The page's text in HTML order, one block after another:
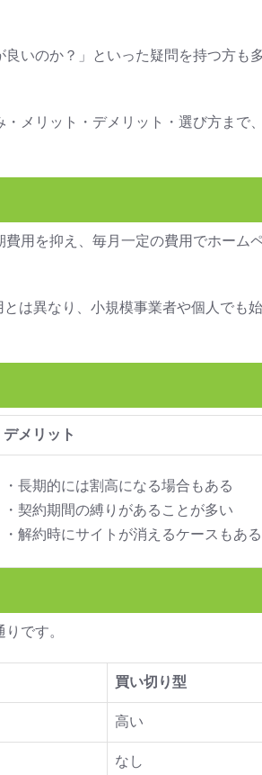
いのか？」といった疑問を持つ方も
メリット・デメリット・選び方まで
用を抑え、毎月一定の費用でホーム
は異なり、小規模事業者や個人でも
デメリット
・長期的には割高になる場合もある
・契約期間の縛りがあることが多い
・解約時にサイトが消えるケースもある
です。
買い切り型
高い
なし